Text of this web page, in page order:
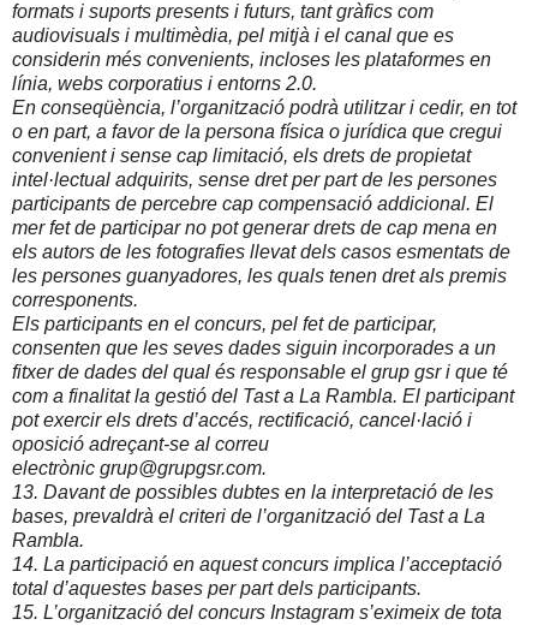
formats i suports presents i futurs, tant gràfics com
audiovisuals i multimèdia, pel mitjà i el canal que es
considerin més convenients, incloses les plataformes en
línia, webs corporatius i entorns 2.0.
En conseqüència, l’organització podrà utilitzar i cedir, en tot
o en part, a favor de la persona física o jurídica que cregui
convenient i sense cap limitació, els drets de propietat
intel·lectual adquirits, sense dret per part de les persones
participants de percebre cap compensació addicional. El
mer fet de participar no pot generar drets de cap mena en
els autors de les fotografies llevat dels casos esmentats de
les persones guanyadores, les quals tenen dret als premis
corresponents.
Els participants en el concurs, pel fet de participar,
consenten que les seves dades siguin incorporades a un
fitxer de dades del qual és responsable el grup gsr i que té
com a finalitat la gestió del Tast a La Rambla. El participant
pot exercir els drets d’accés, rectificació, cancel·lació i
oposició adreçant-se al correu
electrònic grup@grupgsr.com.
13. Davant de possibles dubtes en la interpretació de les
bases, prevaldrà el criteri de l’organització del Tast a La
Rambla.
14. La participació en aquest concurs implica l’acceptació
total d’aquestes bases per part dels participants.
15. L’organització del concurs Instagram s’eximeix de tota